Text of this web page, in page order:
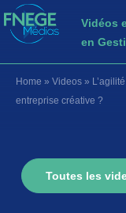
Vidéos
en
Home » Videos »
entreprise créative ?
Toutes les